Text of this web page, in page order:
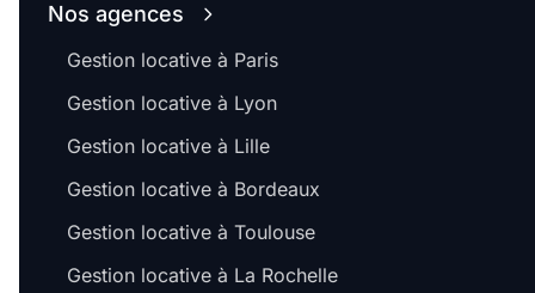
Nos agences
Gestion locative à Paris
Gestion locative à Lyon
Gestion locative à Lille
Gestion locative à Bordeaux
Gestion locative à Toulouse
Gestion locative à La Rochelle